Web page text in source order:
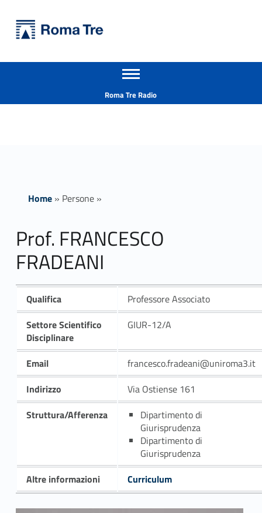
Prof. FRANCESCO FRADEANI - Università Roma Tre
Apri il menu secondario
Roma Tre Radio
Home» Persone»
Prof. FRANCESCO
FRADEANI
Qualifica
Professore Associato
Settore Scientifico
Disciplinare
GIUR-12/A
Email
francesco.fradeani@uniroma3.it
Indirizzo
Via Ostiense 161
Struttura/Afferenza
Dipartimento di
Giurisprudenza
Dipartimento di
Giurisprudenza
Altre informazioni
Curriculum